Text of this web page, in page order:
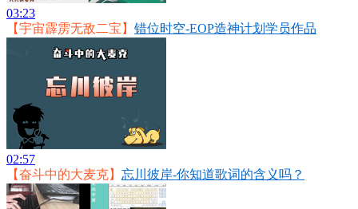
03:23
【宇宙霹雳无敌二宝】 错位时空-EOP造神计划学员作品
02:57
【奋斗中的大麦克】 忘川彼岸-你知道歌词的含义吗？